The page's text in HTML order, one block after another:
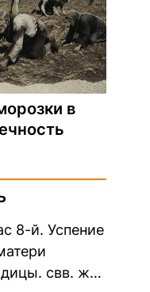
в
8-й. Успение
свв. жен